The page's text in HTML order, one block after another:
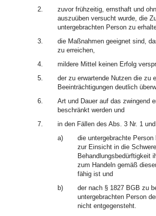
2.
zuvor frühzeitig, ernsthaft und
auszuüben versucht wurde, die
untergebrachten Person zu
3.
die Maßnahmen geeignet sind,
zu erreichen,
4.
mildere Mittel keinen Erfolg
5.
der zu erwartende Nutzen die zu
Beeinträchtigungen deutlich
6.
Art und Dauer auf das zwingend
beschränkt werden und
7.
in den Fällen des Abs. 3 Nr. 1
a)
die untergebrachte
zur Einsicht in die
Behandlungsbedürftigkeit
zum Handeln gemäß
fähig ist und
b)
der nach § 1827 BGB zu
untergebrachten Person
nicht entgegensteht.